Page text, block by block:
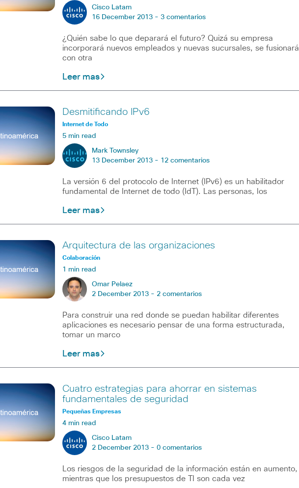
Cisco Latam
16 December 2013 - 3 comentarios
¿Quién sabe lo que deparará el futuro? Quizá su empresa
incorporará nuevos empleados y nuevas sucursales, se fusionará
con otra
Leer mas
Desmitificando IPv6
Internet de Todo
5 min read
Mark Townsley
13 December 2013 - 12 comentarios
La versión 6 del protocolo de Internet (IPv6) es un habilitador
fundamental de Internet de todo (IdT). Las personas, los
Leer mas
Arquitectura de las organizaciones
Colaboración
1 min read
Omar Pelaez
2 December 2013 - 2 comentarios
Para construir una red donde se puedan habilitar diferentes
aplicaciones es necesario pensar de una forma estructurada,
tomar un marco
Leer mas
Cuatro estrategias para ahorrar en sistemas
fundamentales de seguridad
Pequeñas Empresas
4 min read
Cisco Latam
2 December 2013 - 0 comentarios
Los riesgos de la seguridad de la información están en aumento,
mientras que los presupuestos de TI son cada vez